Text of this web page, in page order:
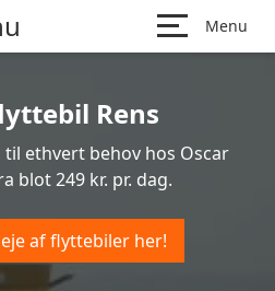
Menu
Rens
til ethvert behov hos Oscar
blot 249 kr. pr. dag.
af flyttebiler her!